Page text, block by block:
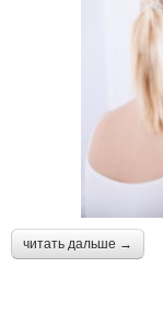
читать дальше →